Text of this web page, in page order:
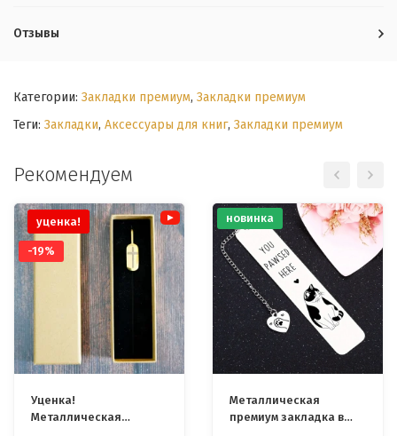
Отзывы
Категории: Закладки премиум, Закладки премиум
Теги: Закладки, Аксессуары для книг, Закладки премиум
Рекомендуем
уценка!
-19%
Уценка!
Металлическая
новинка
Металлическая
премиум закладка в